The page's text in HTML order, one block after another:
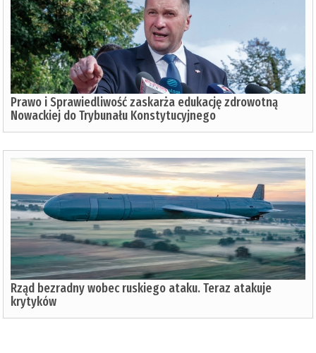
Prawo i Sprawiedliwość zaskarża edukację zdrowotną
Nowackiej do Trybunału Konstytucyjnego
Rząd bezradny wobec ruskiego ataku. Teraz atakuje
krytyków